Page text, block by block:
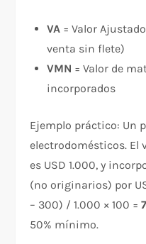
VA = Valor
venta sin flete)
VMN = Valor de
incorporados
Ejemplo práctico: Un
electrodomésticos. El
es USD 1.000, y
(no originarios) por
– 300) / 1.000 × 100 =
50% mínimo.​